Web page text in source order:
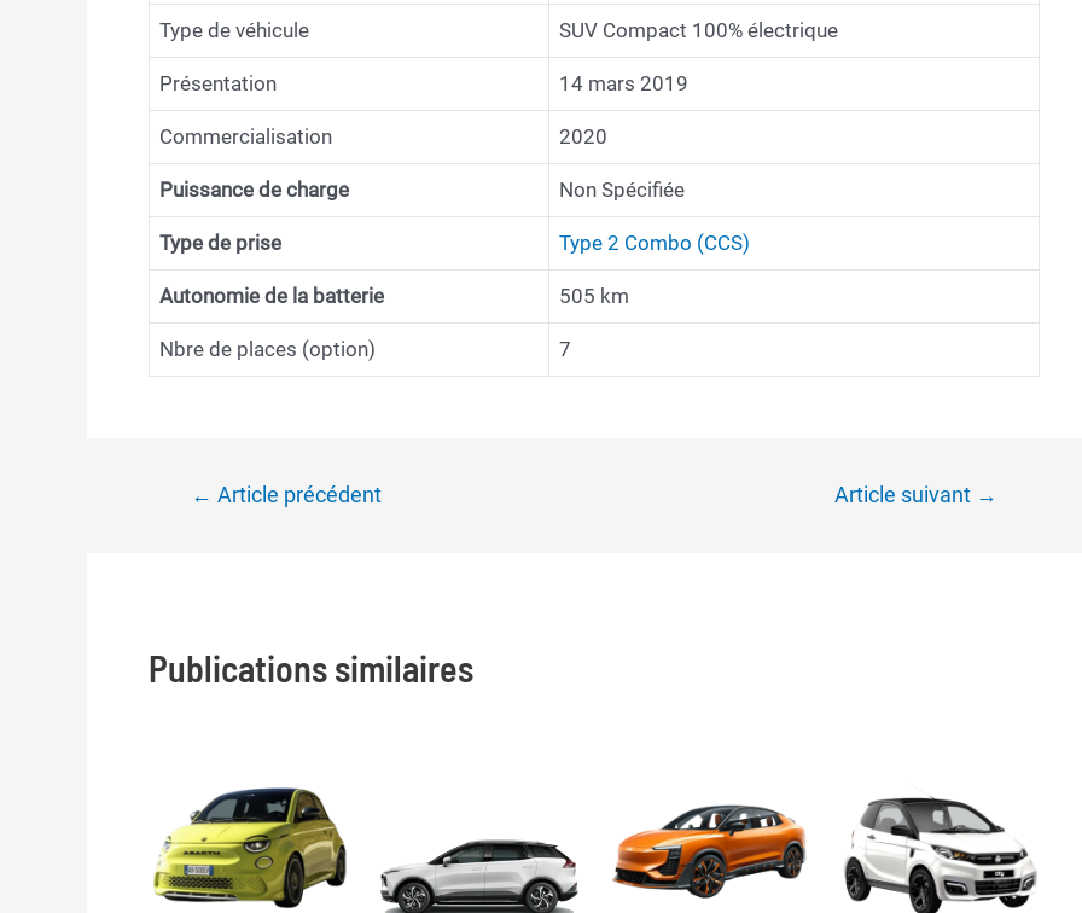
Type de véhicule SUV Compact 100% électrique
Présentation 14 mars 2019
Commercialisation 2020
Puissance de charge Non Spécifiée
Type de prise Type 2 Combo (CCS)
Autonomie de la batterie 505 km
Nbre de places (option) 7
Navigation
← Article précédent Article suivant →
Publications similaires